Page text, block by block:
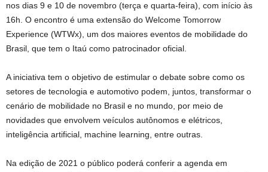
nos dias 9 e 10 de novembro (terça e quarta-feira), com início às
16h. O encontro é uma extensão do Welcome Tomorrow
Experience (WTWx), um dos maiores eventos de mobilidade do
Brasil, que tem o Itaú como patrocinador oficial.
A iniciativa tem o objetivo de estimular o debate sobre como os
setores de tecnologia e automotivo podem, juntos, transformar o
cenário de mobilidade no Brasil e no mundo, por meio de
novidades que envolvem veículos autônomos e elétricos,
inteligência artificial, machine learning, entre outras.
Na edição de 2021 o público poderá conferir a agenda em